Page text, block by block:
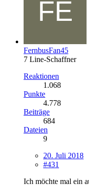
FernbusFan45
7 Line-Schaffner
Reaktionen
1.068
Punkte
4.778
Beiträge
684
Dateien
9
20. Juli 2018
#431
Ich möchte mal ein